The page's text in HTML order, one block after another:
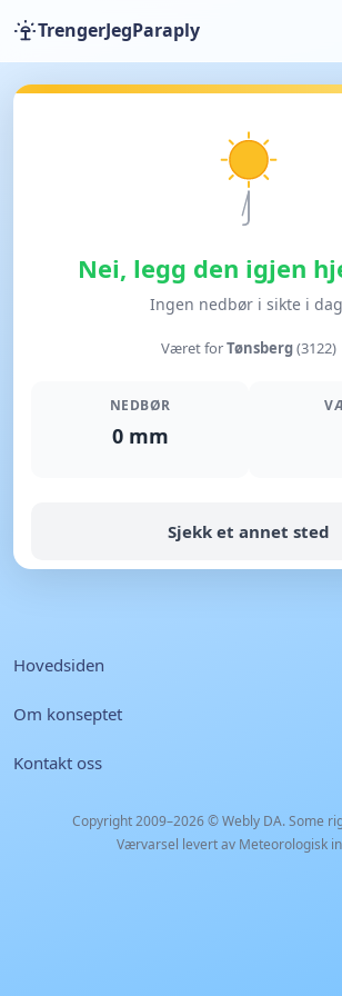
TrengerJegParaply
Nei, legg den igjen
Ingen nedbør i sikte i
Været forTønsberg(3122)
NEDBØR
0 mm
Sjekk et annet sted
Hovedsiden
Om konseptet
Kontakt oss
Copyright 2009–2026 ©Webly DA. Some
Værvarsel levert av Meteorologisk